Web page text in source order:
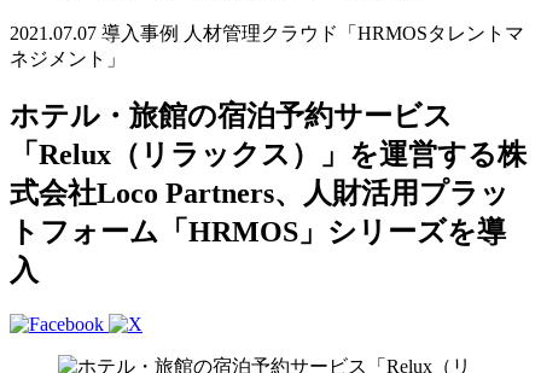
2021.07.07 導入事例 人材管理クラウド「HRMOSタレントマ
ネジメント」
ホテル・旅館の宿泊予約サービス
「Relux（リラックス）」を運営する株
式会社Loco Partners、人財活用プラッ
トフォーム「HRMOS」シリーズを導
入